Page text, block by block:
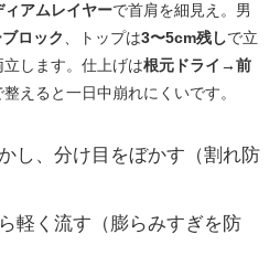
アムレイヤーで首肩を細見え。男
ロック 、トップは3〜5cm残しで立
します。仕上げは根元ドライ→前
えると一日中崩れにくいです。
し、分け目をぼかす（割れ防
軽く流す（膨らみすぎを防